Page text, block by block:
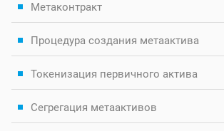
Метаконтракт
Процедура создания метаактива
Токенизация первичного актива
Сегрегация метаактивов